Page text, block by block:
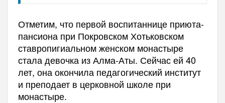
Отметим, что первой воспитаннице приюта-
пансиона при Покровском Хотьковском
ставропигиальном женском монастыре
стала девочка из Алма-Аты. Сейчас ей 40
лет, она окончила педагогический институт
и преподает в церковной школе при
монастыре.